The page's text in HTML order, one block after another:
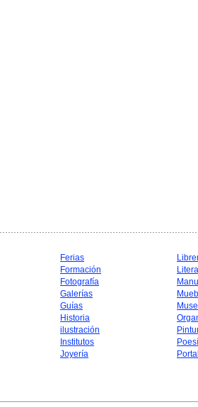
Ferias
Formación
Fotografía
Galerías
Guías
Historia
ilustración
Institutos
Joyería